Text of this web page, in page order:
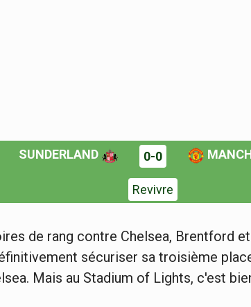
SUNDERLAND 0-0
Revivre
de rang contre Chelsea, Brentford
sécuriser sa troisième
Mais au Stadium of Lights, c'est